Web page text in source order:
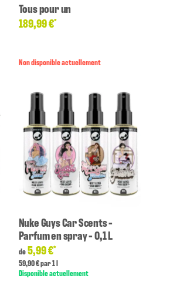
Tous pour un
189,99 €*
Non disponible actuellement
Nuke Guys Car Scents -
Parfum en spray - 0,1 L
de 5,99 €*
59,90 € par 1 l
Disponible actuellement